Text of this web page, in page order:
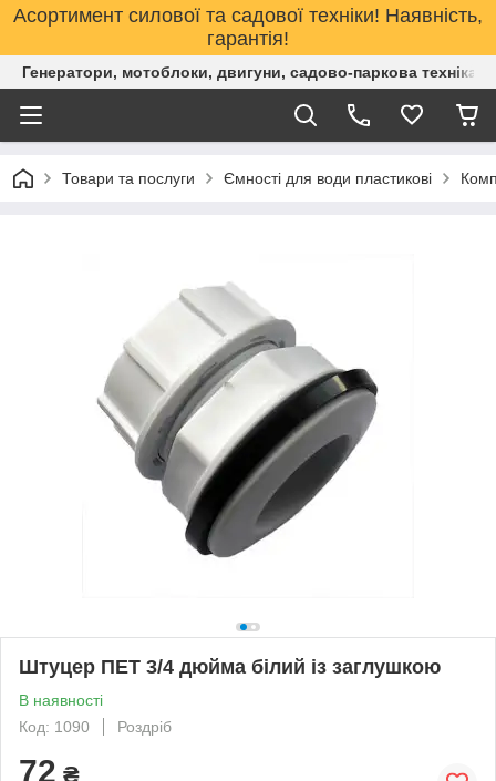
Асортимент силової та садової техніки! Наявність,
гарантія!
Генератори, мотоблоки, двигуни, садово-паркова техніка.
Товари та послуги Ємності для води пластикові
Штуцер ПЕТ 3/4 дюйма білий із заглушкою
В наявності
Код: 1090
Роздріб
72 ₴